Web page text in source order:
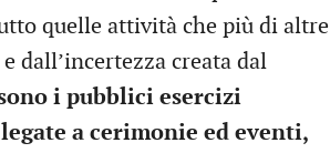
quelle attività che più di altre
dall’incertezza creata dal
i pubblici esercizi
a cerimonie ed eventi,